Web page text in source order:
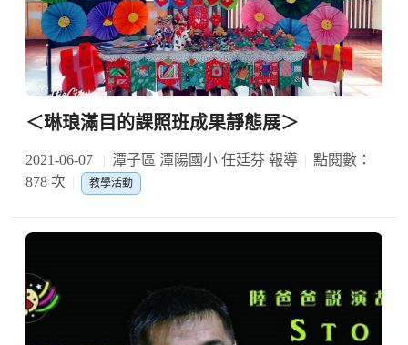
＜琳琅滿目的課照班成果靜態展＞
2021-06-07 潭子區 潭陽國小 任廷芬 報導
點閱數：
878 次
教學活動